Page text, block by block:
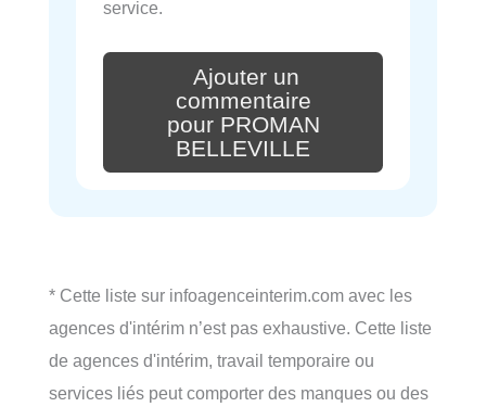
service.
Ajouter un
commentaire
pour PROMAN
BELLEVILLE
* Cette liste sur infoagenceinterim.com avec les
agences d'intérim n’est pas exhaustive. Cette liste
de agences d'intérim, travail temporaire ou
services liés peut comporter des manques ou des